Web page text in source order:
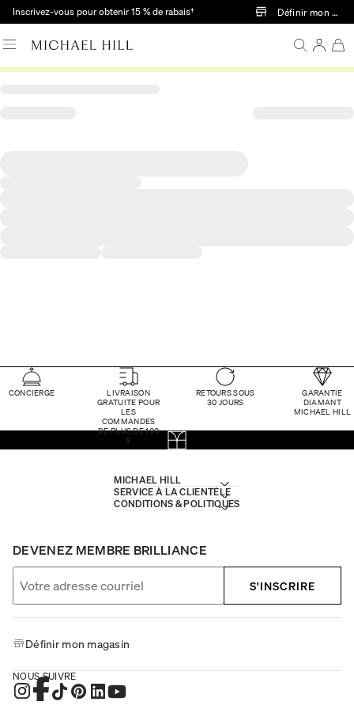
Passer au contenu principal
Inscrivez-vous pour obtenir 15 % de rabais† Définir mon
CONCIERGE
LIVRAISON
GRATUITE POUR
LES
COMMANDES
DE PLUS DE 100
$
RETOURS SOUS
30 JOURS
GARANTIE
DIAMANT
MICHAEL HILL
MICHAEL HILL
SERVICE À LA CLIENTÈLE
CONDITIONS & POLITIQUES
DEVENEZ MEMBRE BRILLIANCE
S'INSCRIRE
Définir mon magasin
NOUS SUIVRE